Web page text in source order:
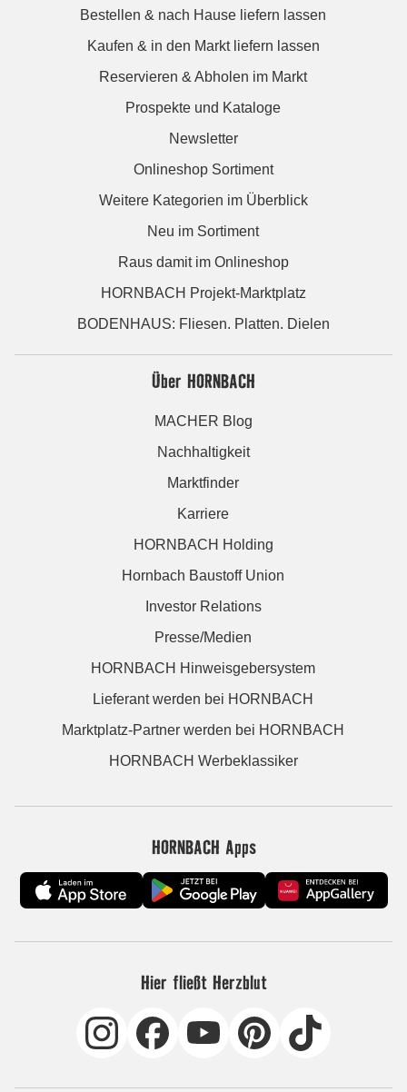
Bestellen & nach Hause liefern lassen
Kaufen & in den Markt liefern lassen
Reservieren & Abholen im Markt
Prospekte und Kataloge
Newsletter
Onlineshop Sortiment
Weitere Kategorien im Überblick
Neu im Sortiment
Raus damit im Onlineshop
HORNBACH Projekt-Marktplatz
BODENHAUS: Fliesen. Platten. Dielen
Über HORNBACH
MACHER Blog
Nachhaltigkeit
Marktfinder
Karriere
HORNBACH Holding
Hornbach Baustoff Union
Investor Relations
Presse/Medien
HORNBACH Hinweisgebersystem
Lieferant werden bei HORNBACH
Marktplatz-Partner werden bei HORNBACH
HORNBACH Werbeklassiker
HORNBACH Apps
Hier fließt Herzblut